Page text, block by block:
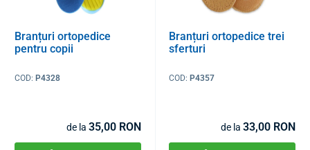
Branțuri ortopedice
pentru copii
COD: P4328
de la 35,00 RON
Branțuri ortopedice trei
sferturi
COD:P4357
de la 33,00 RON